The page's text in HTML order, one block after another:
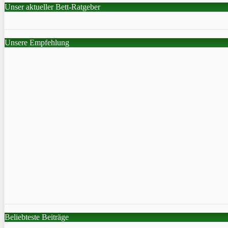
Unser aktueller Bett-Ratgeber
Unsere Empfehlung
Beliebteste Beiträge